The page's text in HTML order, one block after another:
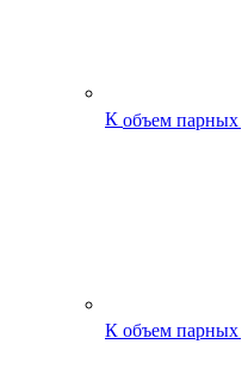
К объем
К объем